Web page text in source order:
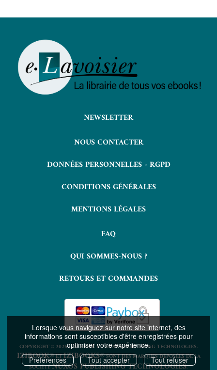
Lorsque vous naviguez sur notre site internet, des
informations sont susceptibles d'être enregistrées pour
optimiser votre expérience.
Préférences
Tout accepter Tout refuser
NEWSLETTER
NOUS CONTACTER
DONNÉES PERSONNELLES - RGPD
CONDITIONS GÉNÉRALES
MENTIONS LÉGALES
FAQ
QUI SOMMES-NOUS ?
RETOURS ET COMMANDES
COPYRIGHT © 2026 LAVOISIER ET NUXOS PUBLISHING TECHNOLOGIES.
IZIBOOK®ETIZIBOOKS®SONT DES MARQUES DÉPOSÉES DE LA
SOCIÉTÉNUXOS PUBLISHING TECHNOLOGIES.